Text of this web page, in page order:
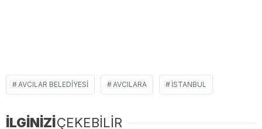
AVCILAR BELEDIYESI AVCILARA ISTANBUL
İLGİNİZİÇEKEBİLİR